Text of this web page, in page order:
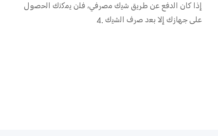
إذا ﻛﺎن اﻟدﻓﻊ ﻋن طرﯾق ﺷﯾك ﻣﺻرﻓﻲ، ﻓﻠن ﯾﻣﻛﻧك اﻟﺣﺻول
ﻋﻠﻰ ﺟﮭﺎزك إﻻ ﺑﻌد ﺻرف اﻟﺷﯾك .4